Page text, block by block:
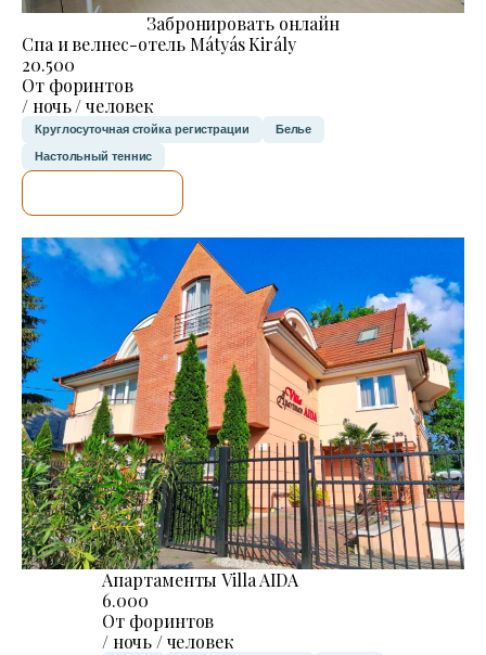
Забронировать онлайн
Спа и велнес-отель Mátyás Király
20.500
От форинтов
/ ночь / человек
Круглосуточная стойка регистрации Белье
Настольный теннис
Апартаменты Villa AIDA
6.000
От форинтов
/ ночь / человек